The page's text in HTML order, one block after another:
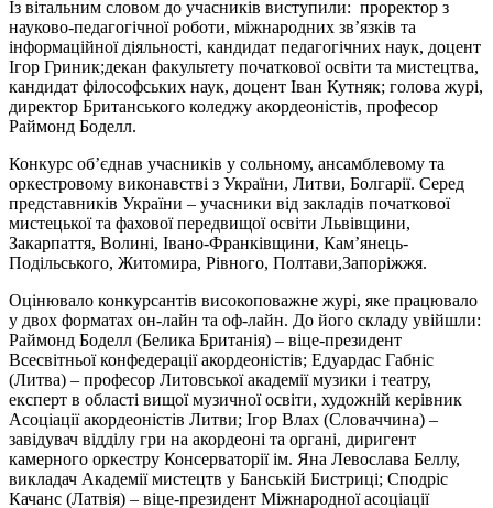
Із вітальним словом до учасників виступили: проректор з
науково-педагогічної роботи, міжнародних зв’язків та
інформаційної діяльності, кандидат педагогічних наук, доцент
Ігор Гриник;декан факультету початкової освіти та мистецтва,
кандидат філософських наук, доцент Іван Кутняк; голова журі,
директор Британського коледжу акордеоністів, професор
Раймонд Боделл.
Конкурс об’єднав учасників у сольному, ансамблевому та
оркестровому виконавстві з України, Литви, Болгарії. Серед
представників України – учасники від закладів початкової
мистецької та фахової передвищої освіти Львівщини,
Закарпаття, Волині, Івано-Франківщини, Кам’янець-
Подільського, Житомира, Рівного, Полтави,Запоріжжя.
Оцінювало конкурсантів високоповажне журі, яке працювало
у двох форматах он-лайн та оф-лайн. До його складу увійшли:
Раймонд Боделл (Белика Британія) – віце-президент
Всесвітньої конфедерації акордеоністів; Едуардас Габніс
(Литва) – професор Литовської академії музики і театру,
експерт в області вищої музичної освіти, художній керівник
Асоціації акордеоністів Литви; Ігор Влах (Словаччина) –
завідувач відділу гри на акордеоні та органі, диригент
камерного оркестру Консерваторії ім. Яна Левослава Беллу,
викладач Академії мистецтв у Банській Бистриці; Сподріс
Качанс (Латвія) – віце-президент Міжнародної асоціації